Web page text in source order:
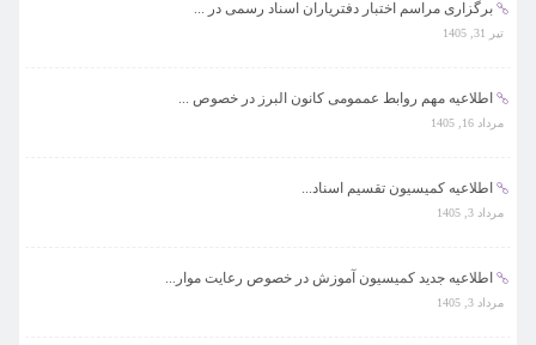
برگزاری مراسم اختبار دفتریاران اسناد رسمی در ...
تیر 31, 1405
اطلاعیه مهم روابط عممومی کانون البرز در خصوص ...
مرداد 16, 1405
اطلاعیه کمیسیون تقسیم اسناد...
مرداد 3, 1405
اطلاعیه جدید کمیسیون آموزش در خصوص رعایت موار...
مرداد 3, 1405